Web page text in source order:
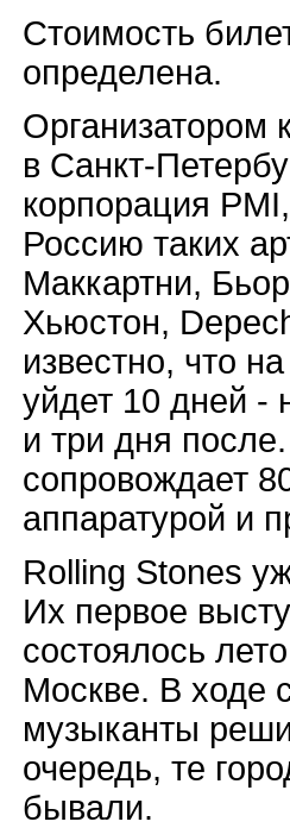
Стоимость
определена.
Организатором
в Санкт-
корпорация
Россию таких
Маккартни,
Хьюстон,
известно, что
уйдет 10 дней -
и три дня
сопровождает
аппаратурой и
Rolling Stones
Их первое
состоялось
Москве. В ходе
музыканты
очередь, те
бывали.